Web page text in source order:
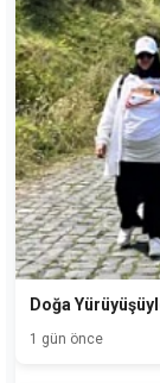
Doğa
1 gün önce